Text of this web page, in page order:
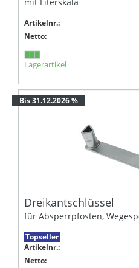
Artikelnr.:
Netto:
Lagerartikel
Bis 31.12.2026 %
Dreikantschlüssel
für Absperrpfosten,
Topseller
Artikelnr.:
Netto: